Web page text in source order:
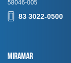
58046-005
83 3022-0500
Miramar